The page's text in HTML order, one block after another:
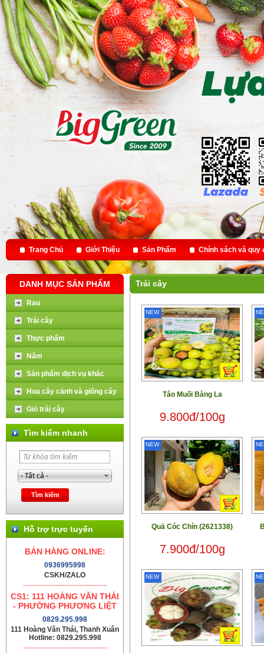
Trang Chủ Giới Thiệu Sản Phẩm Chính sách và quy
DANH MỤC SẢN PHẨM
Rau
Trái cây
Thực phẩm
Nấm
Sản phẩm dịch vụ khác
Hoa cây cảnh và giống cây
Giỏ trái cây
Tìm kiếm nhanh
Hỗ trợ trực tuyến
BÁN HÀNG ONLINE:
0936995998
CSKH/ZALO
CS1: 111 HOÀNG VĂN THÁI
- PHƯỜNG PHƯƠNG LIỆT
0829.295.998
111 Hoàng Văn Thái, Thanh Xuân
Hotline: 0829.295.998
Trái cây
Táo Muối Bàng La
9.800đ/100g
NEW
Quả Cóc Chín (2621338)
7.900đ/100g
NEW
NEW